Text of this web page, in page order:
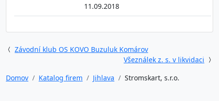
11.09.2018
Závodní klub OS KOVO Buzuluk Komárov
Všeználek z. s. v likvidaci
Domov
Katalog firem Jihlava Stromskart, s.r.o.